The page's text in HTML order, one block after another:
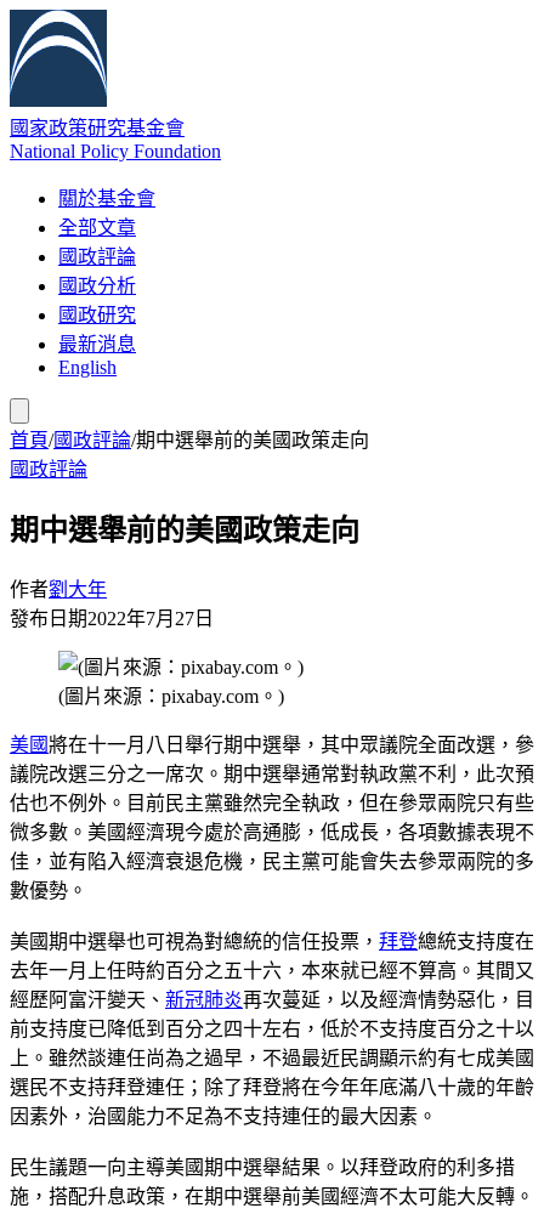
國家政策研究基金會
National Policy Foundation
關於基金會
全部文章
國政評論
國政分析
國政研究
最新消息
English
首頁/國政評論/期中選舉前的美國政策走向
國政評論
期中選舉前的美國政策走向
作者劉大年
發布日期2022年7月27日
(圖片來源：pixabay.com。)
美國將在十一月八日舉行期中選舉，其中眾議院全面改選，參
議院改選三分之一席次。期中選舉通常對執政黨不利，此次預
估也不例外。目前民主黨雖然完全執政，但在參眾兩院只有些
微多數。美國經濟現今處於高通膨，低成長，各項數據表現不
佳，並有陷入經濟衰退危機，民主黨可能會失去參眾兩院的多
數優勢。
美國期中選舉也可視為對總統的信任投票， 拜登總統支持度在
去年一月上任時約百分之五十六，本來就已經不算高。其間又
經歷阿富汗變天、 新冠肺炎再次蔓延，以及經濟情勢惡化，目
前支持度已降低到百分之四十左右，低於不支持度百分之十以
上。雖然談連任尚為之過早，不過最近民調顯示約有七成美國
選民不支持拜登連任；除了拜登將在今年年底滿八十歲的年齡
因素外，治國能力不足為不支持連任的最大因素。
民生議題一向主導美國期中選舉結果。以拜登政府的利多措
施，搭配升息政策，在期中選舉前美國經濟不太可能大反轉。